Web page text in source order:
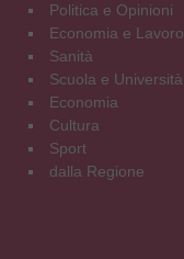
Politica e Opinioni
Economia e Lavoro
Sanità
Scuola e Università
Economia
Cultura
Sport
dalla Regione